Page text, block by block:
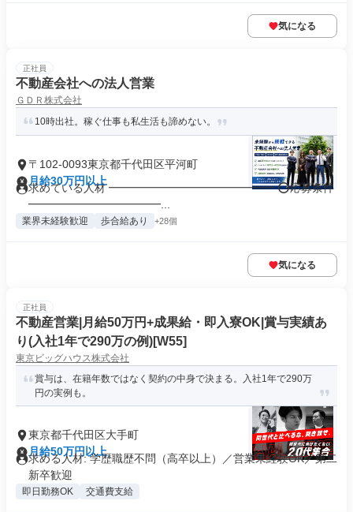
気になる
正社員
不動産会社への法人営業
ＧＤＲ株式会社
10時出社。稼ぐ仕事も私生活も諦めない。
〒102-0093東京都千代田区平河町
月給30万円以上
求めている人材 ━━━━━━━━━━━━━━━ ⭕️応募条件
━━━━━━━━━━━━...
業界未経験歓迎 歩合給あり +28個
気になる
正社員
不動産営業|月給50万円+成果給・即入寮OK|賞与実績あ
り(入社1年で290万の例)[W55]
東京ビッグハウス株式会社
賞与は、在籍年数ではなく契約の中身で決まる。入社1年で290万
円の実例も。
東京都千代田区大手町
月給50万円以上
求める人材: 学歴職歴不問（高卒以上）／営業未経験OK／第二
新卒歓迎
即日勤務OK 交通費支給